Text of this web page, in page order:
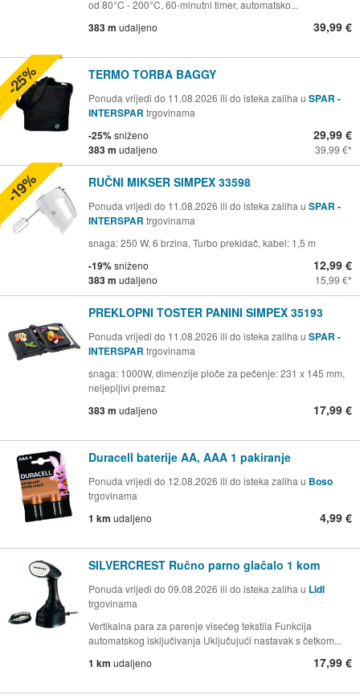
od 80°C - 200°C, 60-minutni timer, automatsko...
383 m udaljeno 39,99 €
TERMO TORBA BAGGY
Ponuda vrijedi do 11.08.2026 ili do isteka zaliha u SPAR -
INTERSPAR trgovinama
-25%sniženo
383 m udaljeno
29,99 €
39,99 €
-25%
RUČNI MIKSER SIMPEX 33598
Ponuda vrijedi do 11.08.2026 ili do isteka zaliha u SPAR -
INTERSPAR trgovinama
snaga: 250 W, 6 brzina, Turbo prekidač, kabel: 1,5 m
-19%sniženo
383 m udaljeno
12,99 €
15,99 €
-19%
PREKLOPNI TOSTER PANINI SIMPEX 35193
Ponuda vrijedi do 11.08.2026 ili do isteka zaliha u SPAR -
INTERSPAR trgovinama
snaga: 1000W, dimenzije ploče za pečenje: 231 x 145 mm,
neljepljivi premaz
383 m udaljeno 17,99 €
Duracell baterije AA, AAA 1 pakiranje
Ponuda vrijedi do 12.08.2026 ili do isteka zaliha u Boso
trgovinama
1 km udaljeno 4,99 €
SILVERCREST Ručno parno glačalo 1 kom
Ponuda vrijedi do 09.08.2026 ili do isteka zaliha u Lidl
trgovinama
Vertikalna para za parenje visećeg tekstila Funkcija
automatskog isključivanja Uključujući nastavak s četkom...
1 km udaljeno 17,99 €